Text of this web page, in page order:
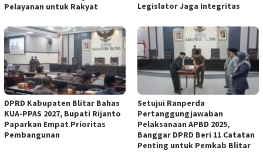
Pelayanan untuk Rakyat
Legislator Jaga Integritas
DPRD Kabupaten Blitar Bahas
KUA-PPAS 2027, Bupati Rijanto
Paparkan Empat Prioritas
Pembangunan
Setujui Ranperda
Pertanggungjawaban
Pelaksanaan APBD 2025,
Banggar DPRD Beri 11 Catatan
Penting untuk Pemkab Blitar